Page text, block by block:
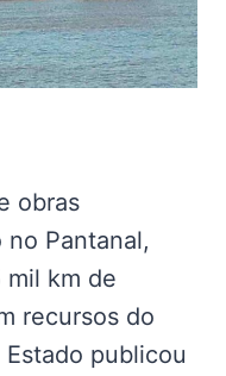
obras
Pantanal,
mil km de
recursos do
publicou